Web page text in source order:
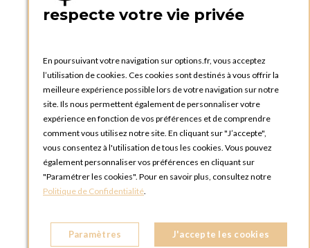
PRATIQUE
Catalogues et bons de commande
Tutoriels
OPTIONS LUXEMBOURG
13 rue Paul Rischard
5324 Contern
LUXEMBOURG
BOUTIQUE OPTIONS LUXEMBOURG
respecte votre vie privée
En poursuivant votre navigation sur options.fr, vous acceptez
l’utilisation de cookies. Ces cookies sont destinés à vous offrir la
meilleure expérience possible lors de votre navigation sur notre
site. Ils nous permettent également de personnaliser votre
expérience en fonction de vos préférences et de comprendre
comment vous utilisez notre site. En cliquant sur "J’accepte",
vous consentez à l'utilisation de tous les cookies. Vous pouvez
également personnaliser vos préférences en cliquant sur
"Paramétrer les cookies". Pour en savoir plus, consultez notre
Politique de Confidentialité.
Paramètres J'accepte les cookies